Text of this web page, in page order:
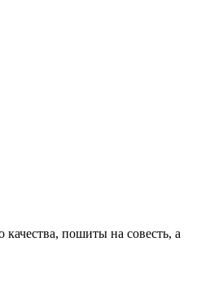
пошиты на совесть, а